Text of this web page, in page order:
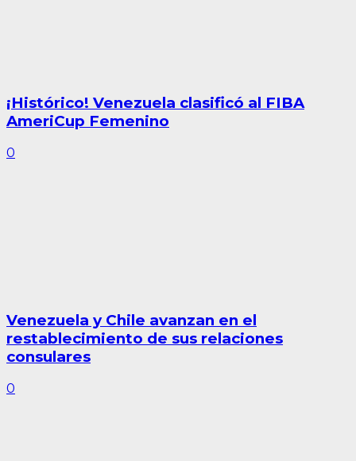
¡Histórico! Venezuela clasificó al FIBA
AmeriCup Femenino
0
Venezuela y Chile avanzan en el
restablecimiento de sus relaciones
consulares
0